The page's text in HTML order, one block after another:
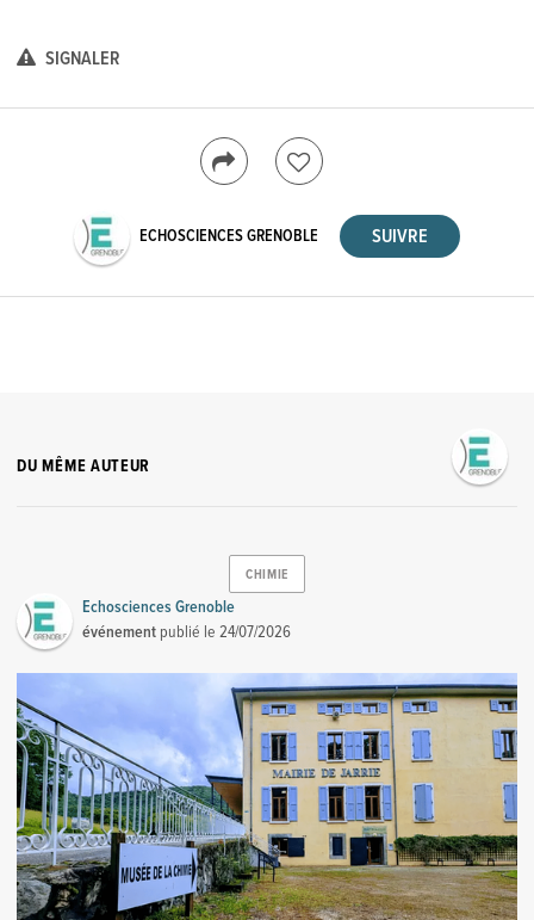
SIGNALER
ECHOSCIENCES GRENOBLE
DU MÊME AUTEUR
CHIMIE
Echosciences Grenoble
événement publié le24/07/2026